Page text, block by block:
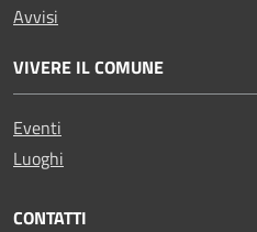
Avvisi
VIVERE IL COMUNE
Eventi
Luoghi
CONTATTI